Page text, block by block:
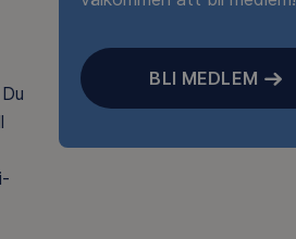
BLI MEDLEM